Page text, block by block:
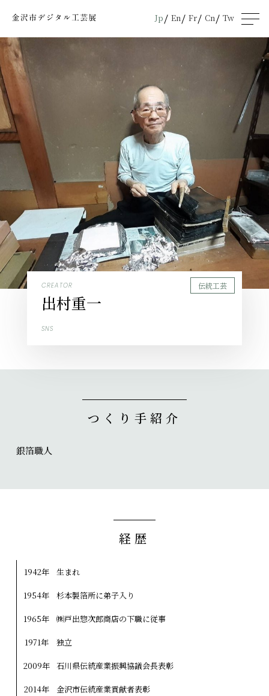
Jp En Fr Cn Tw
men
u
CREATOR
出村重一
SNS
伝統工芸
つくり手紹介
銀箔職人
経歴
1942年 生まれ
1954年 杉本製箔所に弟子入り
1965年 ㈱戸出惣次郎商店の下職に従事
1971年 独立
2009年 石川県伝統産業振興協議会長表彰
2014年 金沢市伝統産業貢献者表彰